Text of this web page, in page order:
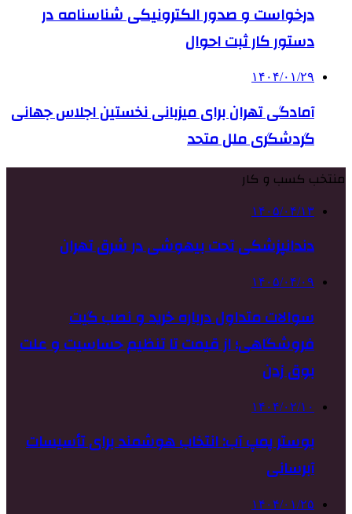
درخواست و صدور الکترونیکی شناسنامه در
دستور کار ثبت احوال
۱۴۰۴/۰۱/۲۹
آمادگی تهران برای میزبانی نخستین اجلاس جهانی
گردشگری ملل متحد
منتخب کسب و کار
۱۴۰۵/۰۴/۱۳
دندانپزشکی تحت بیهوشی در شرق تهران
۱۴۰۵/۰۴/۰۹
سوالات متداول درباره خرید و نصب گیت
فروشگاهی؛ از قیمت تا تنظیم حساسیت و علت
بوق زدن
۱۴۰۴/۰۲/۱۰
بوستر پمپ آب: انتخاب هوشمند برای تأسیسات
آبرسانی
۱۴۰۴/۰۱/۲۵